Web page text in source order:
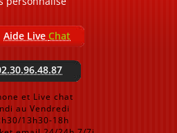
Aide Live Chat
et Live chat
au Vendredi
13h30-18h